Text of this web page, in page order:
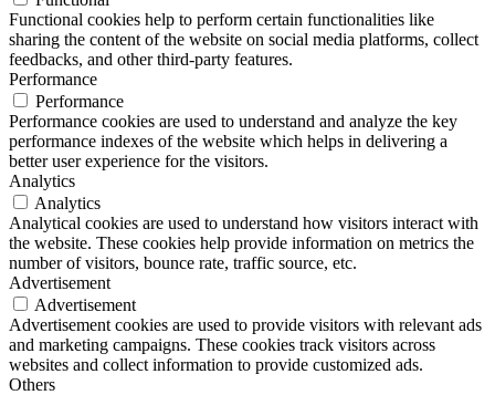
Functional cookies help to perform certain functionalities like
sharing the content of the website on social media platforms, collect
feedbacks, and other third-party features.
Performance
Performance
Performance cookies are used to understand and analyze the key
performance indexes of the website which helps in delivering a
better user experience for the visitors.
Analytics
Analytics
Analytical cookies are used to understand how visitors interact with
the website. These cookies help provide information on metrics the
number of visitors, bounce rate, traffic source, etc.
Advertisement
Advertisement
Advertisement cookies are used to provide visitors with relevant ads
and marketing campaigns. These cookies track visitors across
websites and collect information to provide customized ads.
Others